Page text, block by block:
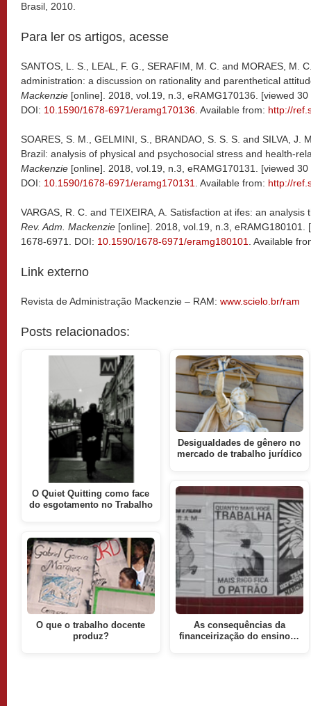
Brasil, 2010.
Para ler os artigos, acesse
SANTOS, L. S., LEAL, F. G., SERAFIM, M. C. and MORAES, M.
administration: a discussion on rationality and parenthetical
Mackenzie [online]. 2018, vol.19, n.3, eRAMG170136. [viewed
DOI: 10.1590/1678-6971/eramg170136 . Available from: http://
SOARES, S. M., GELMINI, S., BRANDAO, S. S. S. and SILVA, J.
Brazil: analysis of physical and psychosocial stress and health-
Mackenzie [online]. 2018, vol.19, n.3, eRAMG170131. [viewed
DOI: 10.1590/1678-6971/eramg170131 . Available from: http://
VARGAS, R. C. and TEIXEIRA, A. Satisfaction at ifes: an
Rev. Adm. Mackenzie [online]. 2018, vol.19, n.3, eRAMG180101.
1678-6971. DOI: 10.1590/1678-6971/eramg180101 . Available
Link externo
Revista de Administração Mackenzie – RAM: www.scielo.br/ram
Posts relacionados:
O Quiet Quitting como face
do esgotamento no Trabalho
O que o trabalho docente
produz?
Desigualdades de gênero no
mercado de trabalho jurídico
As consequências da
financeirização do ensino…